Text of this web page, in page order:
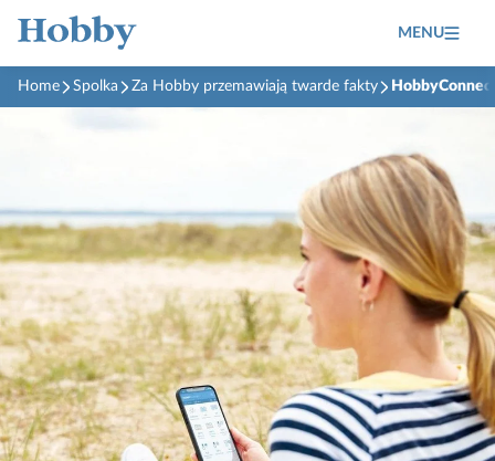
MENU
Home Spolka Za Hobby przemawiają twarde fakty